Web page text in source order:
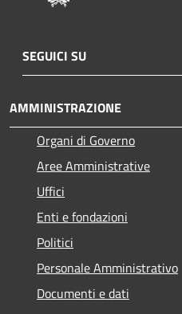
SEGUICI SU
AMMINISTRAZIONE
Organi di Governo
Aree Amministrative
Uffici
Enti e fondazioni
Politici
Personale Amministrativo
Documenti e dati